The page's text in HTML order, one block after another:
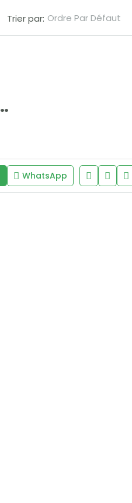
Trier par: Ordre Par Défaut
à Sacré-Cœur 2
WhatsApp